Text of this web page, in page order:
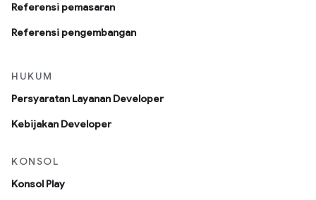
Referensi pemasaran
Referensi pengembangan
HUKUM
Persyaratan Layanan Developer
Kebijakan Developer
KONSOL
Konsol Play